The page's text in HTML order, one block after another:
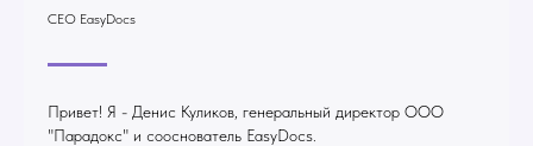
CEO EasyDocs
Привет! Я - Денис Куликов, генеральный директор ООО
"Парадокс" и сооснователь EasyDocs.